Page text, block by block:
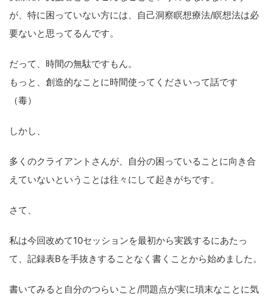
が、特に困っていない方には、自己洞察瞑想療法/瞑想法は必
要ないと思ってるんです。
だって、時間の無駄ですもん。
もっと、創造的なことに時間使ってくださいって話です
（毒）
しかし、
多くのクライアントさんが、自分の困っていることに向き合
えていないということは往々にして起きがちです。
さて、
私は今回改めて10セッションを最初から実践するにあたっ
て、記録表Bを手抜きすることなく書くことから始めました。
書いてみると自分のつらいこと/問題点が実に瑣末なことに気